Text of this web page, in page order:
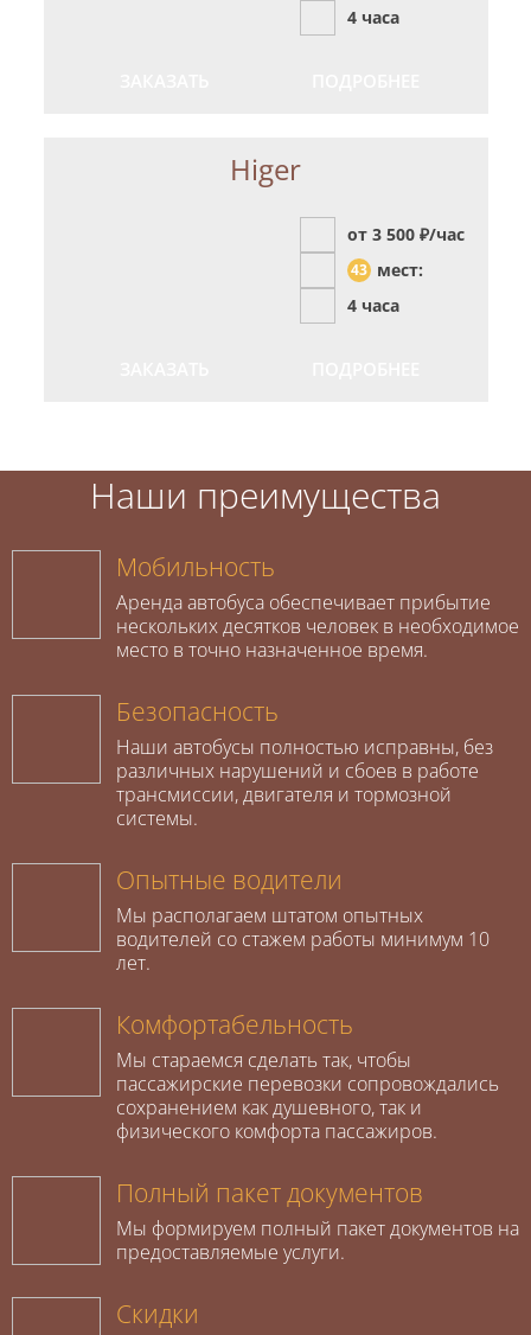
4 часа
Higer
от 3 500 ₽/час
43 мест:
4 часа
Наши преимущества
Мобильность
Аренда автобуса обеспечивает прибытие
нескольких десятков человек в необходимое
место в точно назначенное время.
Безопасность
Наши автобусы полностью исправны, без
различных нарушений и сбоев в работе
трансмиссии, двигателя и тормозной
системы.
Опытные водители
Мы располагаем штатом опытных
водителей со стажем работы минимум 10
лет.
Комфортабельность
Мы стараемся сделать так, чтобы
пассажирские перевозки сопровождались
сохранением как душевного, так и
физического комфорта пассажиров.
Полный пакет документов
Мы формируем полный пакет документов на
предоставляемые услуги.
Скидки